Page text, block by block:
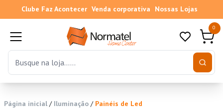
Clube Faz Acontecer Venda corporativa Nossas Lojas
0
Página inicial / Iluminação / Painéis de Led